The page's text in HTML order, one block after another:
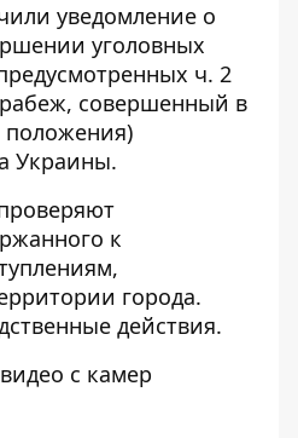
уведомление о
уголовных
ч. 2
совершенный в
положения)
Украины.
к
города.
действия.
с камер